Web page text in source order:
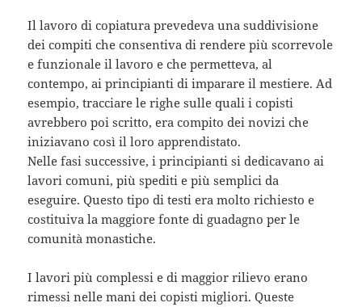
Il lavoro di copiatura prevedeva una suddivisione
dei compiti che consentiva di rendere più scorrevole
e funzionale il lavoro e che permetteva, al
contempo, ai principianti di imparare il mestiere. Ad
esempio, tracciare le righe sulle quali i copisti
avrebbero poi scritto, era compito dei novizi che
iniziavano così il loro apprendistato.
Nelle fasi successive, i principianti si dedicavano ai
lavori comuni, più spediti e più semplici da
eseguire. Questo tipo di testi era molto richiesto e
costituiva la maggiore fonte di guadagno per le
comunità monastiche.
I lavori più complessi e di maggior rilievo erano
rimessi nelle mani dei copisti migliori. Queste